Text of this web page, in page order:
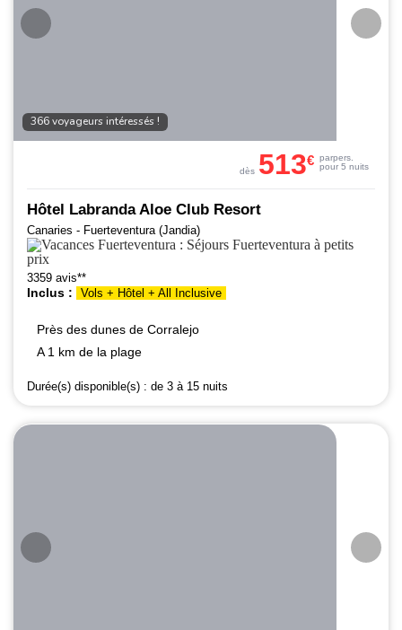
366 voyageurs intéressés !
Hôtel Labranda Aloe Club Resort
Canaries - Fuerteventura (Jandia)
3359 avis**
Inclus : Vols + Hôtel + All Inclusive
Près des dunes de Corralejo
A 1 km de la plage
Durée(s) disponible(s) : de 3 à 15 nuits
dès 513€ parpers.
pour 5 nuits